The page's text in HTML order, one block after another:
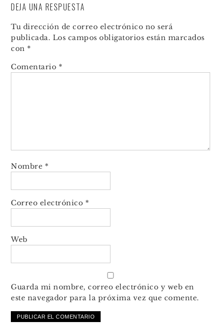
DEJA UNA RESPUESTA
Tu dirección de correo electrónico no será
publicada. Los campos obligatorios están marcados
con *
Comentario *
Nombre *
Correo electrónico *
Web
Guarda mi nombre, correo electrónico y web en
este navegador para la próxima vez que comente.